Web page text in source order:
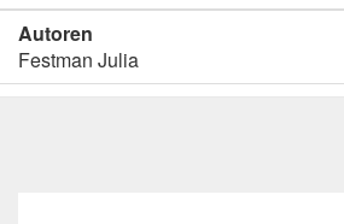
Autoren
Festman Julia